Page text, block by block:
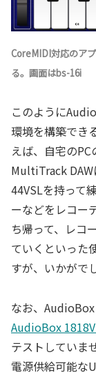
CoreMIDI対応のア
る。画面はbs-16i
このように
環境を構築でき
えば、自宅の
MultiTrack
44VSLを持って
ーなどをレコー
ち帰って、レコ
ていくといった
すが、いかがで
なお、
AudioBox
テストしていま
電源供給可能な